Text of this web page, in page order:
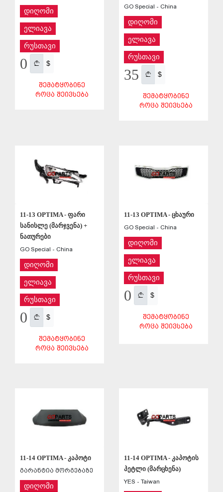
დიღომი
ელიავა
რუსთავი
0 $
ᲨᲔᲛᲐᲢᲧᲝᲑᲘᲜᲔ
ᲠᲝᲪᲐ ᲨᲔᲘᲕᲡᲔᲑᲐ
GO Special - China
დიღომი
ელიავა
რუსთავი
35 $
ᲨᲔᲛᲐᲢᲧᲝᲑᲘᲜᲔ
ᲠᲝᲪᲐ ᲨᲔᲘᲕᲡᲔᲑᲐ
11-13 OPTIMA - ფარი
სანისლე (მარჯვენა) +
ნათურები
GO Special - China
დიღომი
ელიავა
რუსთავი
0 $
ᲨᲔᲛᲐᲢᲧᲝᲑᲘᲜᲔ
ᲠᲝᲪᲐ ᲨᲔᲘᲕᲡᲔᲑᲐ
11-13 OPTIMA - ცხაური
GO Special - China
დიღომი
ელიავა
რუსთავი
0 $
ᲨᲔᲛᲐᲢᲧᲝᲑᲘᲜᲔ
ᲠᲝᲪᲐ ᲨᲔᲘᲕᲡᲔᲑᲐ
11-14 OPTIMA - კაპოტი
გარანტია მორგებაზე
დიღომი
11-14 OPTIMA - კაპოტის
პეტლი (მარცხენა)
YES - Taiwan